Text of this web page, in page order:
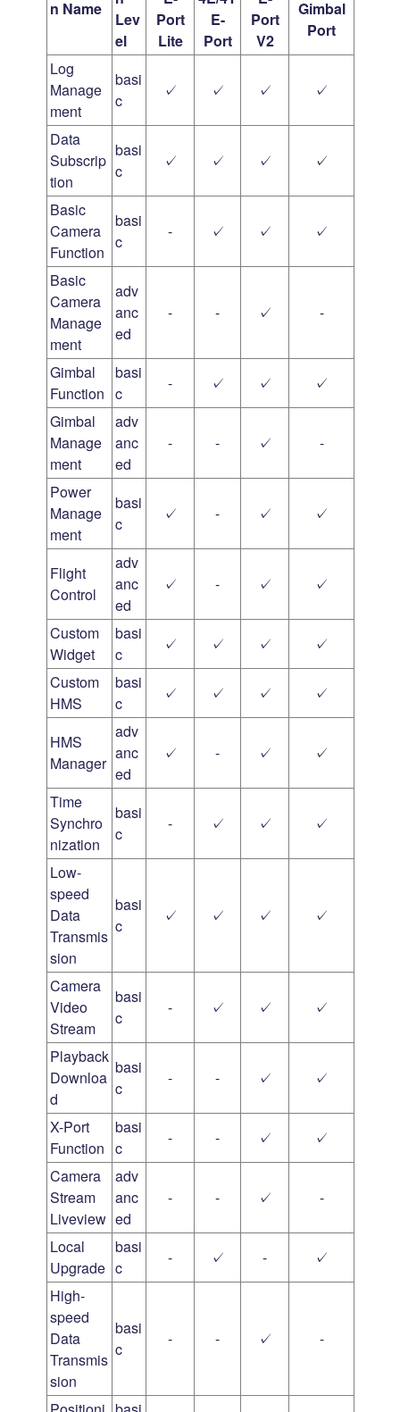
n Name
Lev
el
Port
Lite
E-
Port
Port
V2
Gimbal
Port
Log
Manage
ment
basi
c
✓ ✓ ✓ ✓
Data
Subscrip
tion
basi
c
✓ ✓ ✓ ✓
Basic
Camera
Function
basi
c
- ✓ ✓ ✓
Basic
Camera
Manage
ment
adv
anc
ed
- - ✓ -
Gimbal
Function
basi
c
- ✓ ✓
✓
Gimbal
Manage
ment
adv
anc
ed
- - ✓ -
Power
Manage
ment
basi
c
✓ - ✓ ✓
Flight
Control
adv
anc
ed
✓ - ✓ ✓
Custom
Widget
basi
c
✓ ✓ ✓
✓
Custom
HMS
basi
c
✓ ✓ ✓ ✓
HMS
Manager
adv
anc
ed
✓ - ✓ ✓
Time
Synchro
nization
basi
c
- ✓ ✓ ✓
Low-
speed
Data
Transmis
sion
basi
c
✓ ✓ ✓ ✓
Camera
Video
Stream
basi
c
- ✓ ✓ ✓
Playback
Downloa
d
basi
c
- - ✓ ✓
X-Port
Function
basi
c
- - ✓
✓
Camera
Stream
Liveview
adv
anc
ed
- - ✓ -
Local
Upgrade
basi
c
- ✓ -
✓
High-
speed
Data
Transmis
sion
basi
c
- - ✓ -